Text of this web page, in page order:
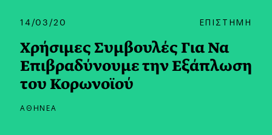
14/03/20 ΕΠΙΣΤΗΜΗ
Χρήσιμες Συμβουλές Για Να
Επιβραδύνουμε την Εξάπλωση
του Κορωνοϊού
ΑΘΗΝΕΑ